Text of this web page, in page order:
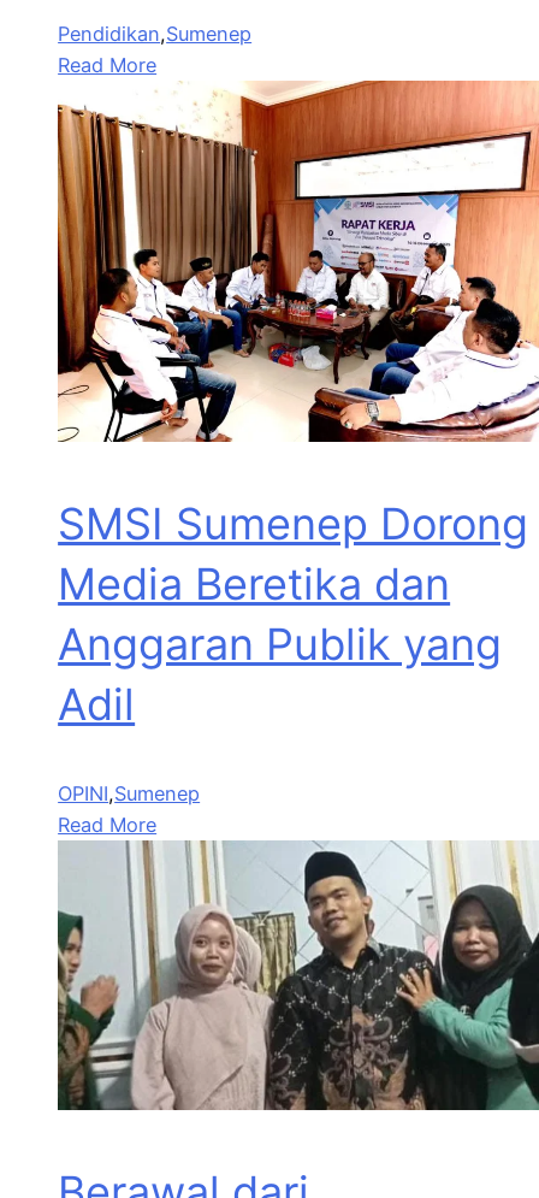
Pendidikan,Sumenep
Read More
SMSI Sumenep Dorong
Media Beretika dan
Anggaran Publik yang
Adil
OPINI,Sumenep
Read More